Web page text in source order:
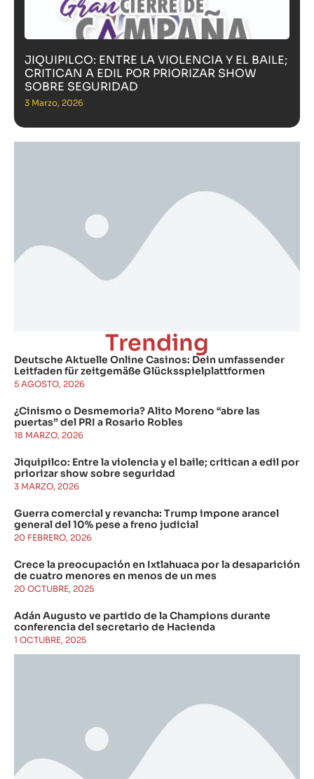
JIQUIPILCO: ENTRE LA VIOLENCIA Y EL BAILE;
CRITICAN A EDIL POR PRIORIZAR SHOW
SOBRE SEGURIDAD
3 Marzo, 2026
Trending
Deutsche Aktuelle Online Casinos: Dein umfassender
Leitfaden für zeitgemäße Glücksspielplattformen
5 AGOSTO, 2026
¿Cinismo o Desmemoria? Alito Moreno “abre las
puertas” del PRI a Rosario Robles
18 MARZO, 2026
Jiquipilco: Entre la violencia y el baile; critican a edil por
priorizar show sobre seguridad
3 MARZO, 2026
Guerra comercial y revancha: Trump impone arancel
general del 10% pese a freno judicial
20 FEBRERO, 2026
Crece la preocupación en Ixtlahuaca por la desaparición
de cuatro menores en menos de un mes
20 OCTUBRE, 2025
Adán Augusto ve partido de la Champions durante
conferencia del secretario de Hacienda
1 OCTUBRE, 2025